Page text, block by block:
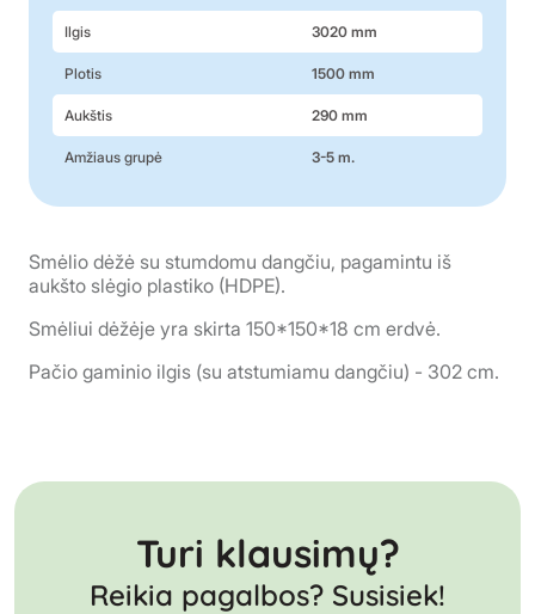
Ilgis 3020 mm
Plotis 1500 mm
Aukštis 290 mm
Amžiaus grupė 3-5 m.
Smėlio dėžė su stumdomu dangčiu, pagamintu iš
aukšto slėgio plastiko (HDPE).
Smėliui dėžėje yra skirta 150*150*18 cm erdvė.
Pačio gaminio ilgis (su atstumiamu dangčiu) - 302 cm.
Turi klausimų?
Reikia pagalbos? Susisiek!